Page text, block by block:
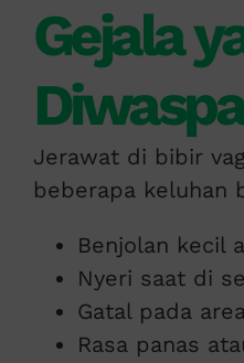
Gejala
Jerawat di bibir
beberapa keluhan
Benjolan kecil
Nyeri saat di
Gatal pada
Rasa panas